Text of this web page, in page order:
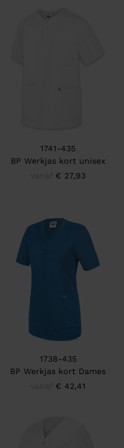
1741-435
BP Werkjas kort unisex
€ 27,93
1738-435
BP Werkjas kort Dames
€ 42,41